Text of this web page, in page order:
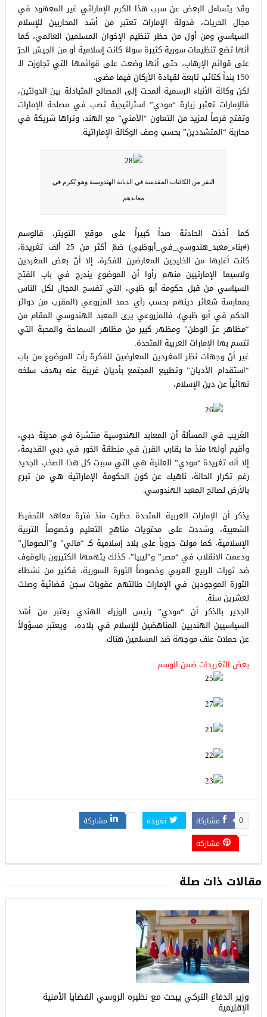
وقد يتساءل البعض عن سبب هذا الكرم الإماراتي غير المعهود في
مجال الحريات، فدولة الإمارات تعتبر من أشد المحاربين للإسلام
السياسي ومن أول من حظر تنظيم الإخوان المسلمين العالمي، كما
أنها تضع تنظيمات سورية كثيرة سواءً كانت إسلامية أو من الجيش الحرّ
على قوائم الإرهاب، حتى أنها وضعت على قوائمها التي تجاوزت الـ
150 بنداً كتائب تابعة لقيادة الأركان فيما مضى.
لكن وكالة الأنباء الرسمية ألمحت إلى المصالح المتبادلة بين الدولتين،
فالإمارات تعتبر زيارة “مودي” استراتيجية تصب في مصلحة الإمارات
وتفتح فرصاً لمزيد من التعاون “الأمني” مع الهند، وتراها شريكة في
محاربة “المتشددين” بحسب وصف الوكالة الإماراتية.
البقر من الكائنات المقدسة في الديانة الهندوسية وهو يُكرم في
معابدهم
كما أخذت الحادثة صداً كبيراً على موقع التويتر، فالوسم
(#بناء_معبد_هندوسي_في_أبوظبي) ضمّ أكثر من 25 ألف تغريدة،
كانت أغلبها من الخليجين المعارضين للفكرة، إلا أنّ بعض المغردين
ولاسيما الإمارتيين منهم رأوا أن الموضوع يندرج في باب الفتح
السياسي من قبل حكومة أبو ظبي، التي تفسح المجال لكل الناس
بممارسة شعائر دينهم بحسب رأي حمد المزروعي (المقرب من دوائر
الحكم في أبو ظبي)، فالمزروعي يرى المعبد الهندوسي المقام من
“مظاهر عزَ الوطن” ومظهر كبير من مظاهر السماحة والمحبة التي
تتسم بها الإمارات العربية المتحدة.
غير أنّ وجهات نظر المغردين المعارضين للفكرة رأت الموضوع من باب
“استقدام الأديان” وتطبيع المجتمع بأديان غريبة عنه بهدف سلخه
نهائياً عن دين الإسلام،
الغريب في المسألة أن المعابد الهندوسية منتشرة في مدينة دبي،
وأقيم أولها منذ ما يقارب القرن في منطقة الخور في دبي القديمة،
إلا أنه تغريدة “مودي” العلنية هي التي سببت كل هذا الصخب الجديد
رغم تكرار الحالة، ناهيك عن كون الحكومة الإماراتية هي من تبرع
بالأرض لصالح المعبد الهندوسي.
يذكر أن الإمارات العربية المتحدة حظرت منذ فترة معاهد التحفيظ
الشعبية، وشددت على محتويات مناهج التعليم وخصوصاً التربية
الإسلامية، كما مولت حروباً على بلاد إسلامية كـ “مالي” و”الصومال”
ودعمت الانقلاب في “مصر” و”ليبيا”، كذلك يتهمها الكثيرون بالوقوف
ضد ثورات الربيع العربي وخصوصاً الثورة السورية، فكثير من نشطاء
الثورة الموجودين في الإمارات طالتهم عقوبات سجن قضائية وصلت
لعشرين سنة.
الجدير بالذكر أن “مودي” رئيس الوزراء الهندي يعتبر من أشد
السياسيين الهنديين المناهضين للإسلام في بلاده، ويعتبر مسؤولاً
عن حملات عنف موجهة ضد المسلمين هناك.
بعض التغريدات ضمن الوسم :
مشاركة 0 تغريدة
مشاركة
مشاركة
مقالات ذات صلة
وزير الدفاع التركي يبحث مع نظيره الروسي القضايا الأمنية
الإقليمية